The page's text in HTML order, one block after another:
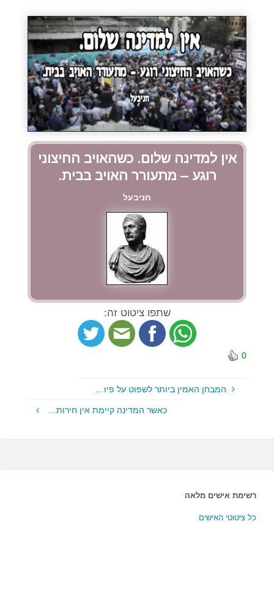
אין למדינה שלום. כשהאויב החיצוני
רוגע – מתעורר האויב בבית.
חניבעל
שתפו ציטוט זה:
0
המבחן האמין ביותר לשפוט על פיו…
כאשר המדינה קיימת אין חירות…
רשימת אישים מלאה
כל ציטוטי האישים